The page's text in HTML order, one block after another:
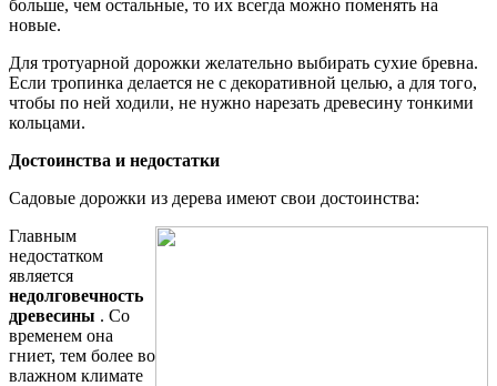
больше, чем остальные, то их всегда можно поменять на
новые.
Для тротуарной дорожки желательно выбирать сухие бревна.
Если тропинка делается не с декоративной целью, а для того,
чтобы по ней ходили, не нужно нарезать древесину тонкими
кольцами.
Достоинства и недостатки
Садовые дорожки из дерева имеют свои достоинства:
Главным
недостатком
является
недолговечность
древесины . Со
временем она
гниет, тем более во
влажном климате